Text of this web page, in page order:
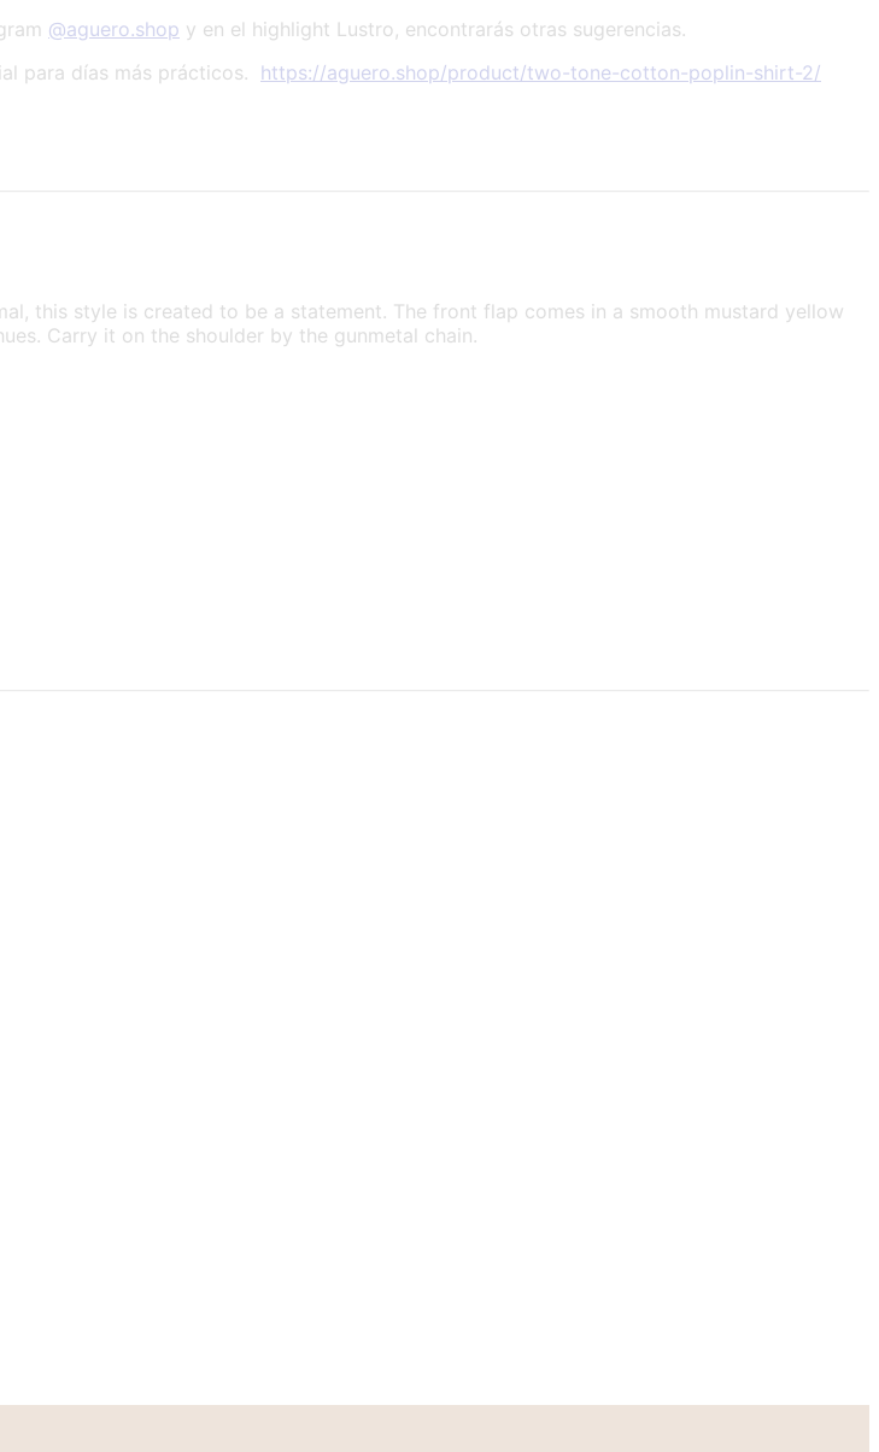
@aguero.shop y en el highlight Lustro, encontrarás otras sugerencias.
para días más prácticos. https://aguero.shop/product/two-tone-cotton-poplin-shirt-2/
this style is created to be a statement. The front flap comes in a smooth mustard yellow
Carry it on the shoulder by the gunmetal chain.